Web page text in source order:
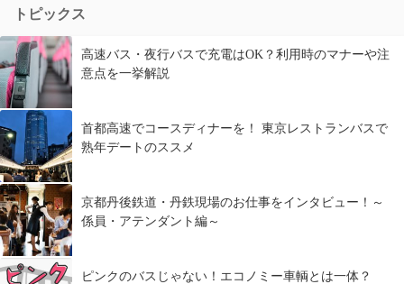
トピックス
高速バス・夜行バスで充電はOK？利用時のマナーや注
意点を一挙解説
首都高速でコースディナーを！ 東京レストランバスで
熟年デートのススメ
京都丹後鉄道・丹鉄現場のお仕事をインタビュー！～
係員・アテンダント編～
ピンクのバスじゃない！エコノミー車輌とは一体？